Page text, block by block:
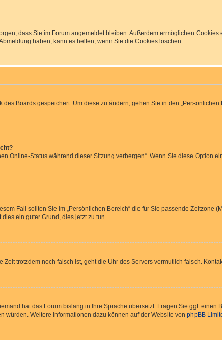
dass Sie im Forum angemeldet bleiben. Außerdem ermöglichen
haben, kann es helfen, wenn Sie die Cookies löschen.
Boards gespeichert. Um diese zu ändern, gehen Sie in den
Online-Status während dieser Sitzung verbergen“. Wenn Sie diese Option
Fall sollten Sie im „Persönlichen Bereich“ die für Sie passende Zeitzone
ein guter Grund, dies jetzt zu tun.
trotzdem noch falsch ist, geht die Uhr des Servers vermutlich falsch.
hat das Forum bislang in Ihre Sprache übersetzt. Fragen Sie ggf.
würden. Weitere Informationen dazu können auf der Website von phpBB